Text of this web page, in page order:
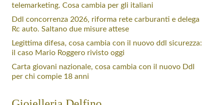
telemarketing. Cosa cambia per gli italiani
Ddl concorrenza 2026, riforma rete carburanti e delega
Rc auto. Saltano due misure attese
Legittima difesa, cosa cambia con il nuovo ddl sicurezza:
il caso Mario Roggero rivisto oggi
Carta giovani nazionale, cosa cambia con il nuovo Ddl
per chi compie 18 anni